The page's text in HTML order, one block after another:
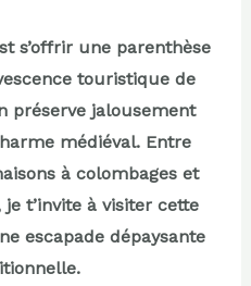
s’offrir une parenthèse
touristique de
préserve jalousement
médiéval. Entre
à colombages et
t’invite à visiter cette
escapade dépaysante